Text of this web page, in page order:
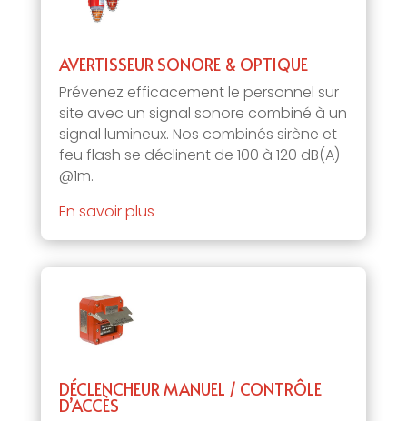
AVERTISSEUR SONORE & OPTIQUE
Prévenez efficacement le personnel sur
site avec un signal sonore combiné à un
signal lumineux. Nos combinés sirène et
feu flash se déclinent de 100 à 120 dB(A)
@1m.
En savoir plus
DÉCLENCHEUR MANUEL / CONTRÔLE
D’ACCÈS